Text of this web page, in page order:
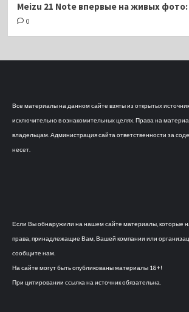
Meizu 21 Note впервые на живых фото:
0
Все материалы на данном сайте взяты из открытых
исключительно в ознакомительных целях. Права на
владельцам. Администрация сайта ответственности за
несет.
Если Вы обнаружили на нашем сайте материалы, которые
права, принадлежащие Вам, Вашей компании или
сообщите нам.
На сайте могут быть опубликованы материалы 18+!
При цитировании ссылка на источник обязательна.